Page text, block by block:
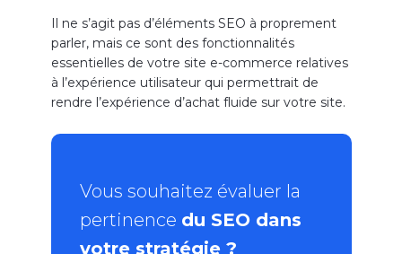
Il ne s’agit pas d’éléments SEO à proprement
parler, mais ce sont des fonctionnalités
essentielles de votre site e-commerce relatives
à l’expérience utilisateur qui permettrait de
rendre l’expérience d’achat fluide sur votre site.
Vous souhaitez évaluer la
pertinence du SEO dans
votre stratégie ?